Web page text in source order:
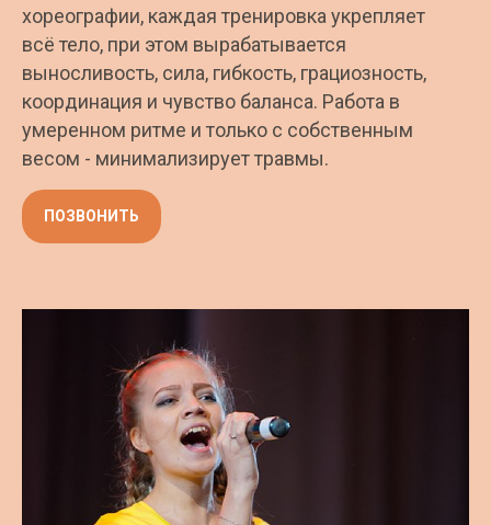
хореографии, каждая тренировка укрепляет
всё тело, при этом вырабатывается
выносливость, сила, гибкость, грациозность,
координация и чувство баланса. Работа в
умеренном ритме и только с собственным
весом - минимализирует травмы.
ПОЗВОНИТЬ